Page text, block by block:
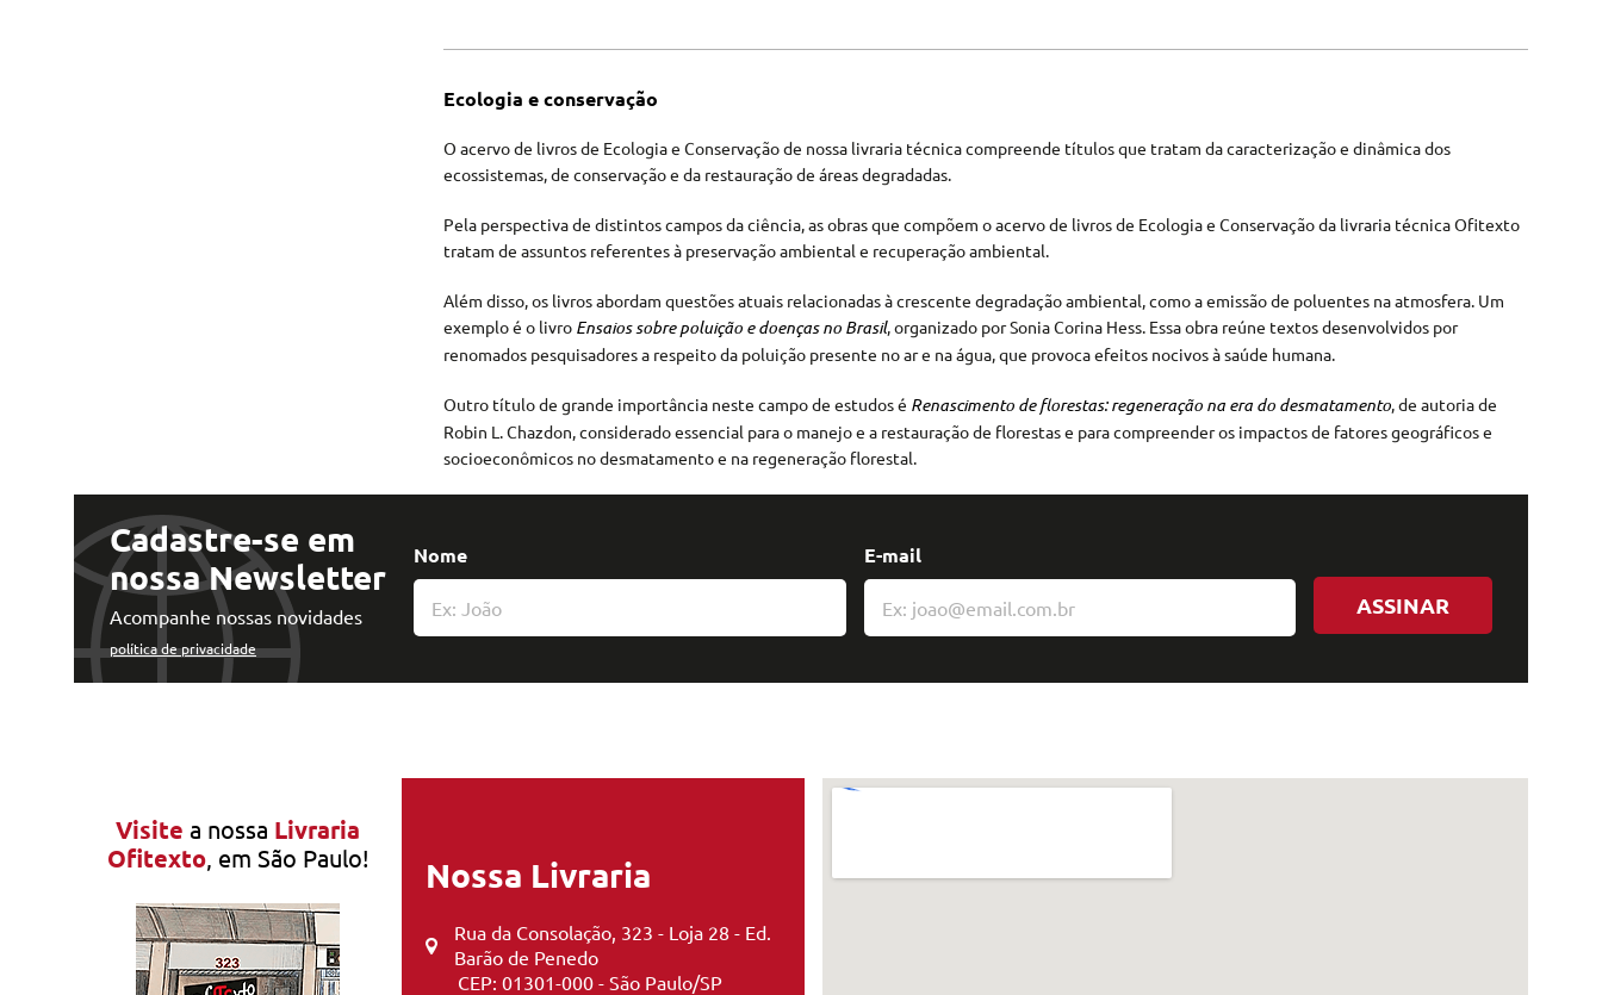
Ecologia e conservação
O acervo de livros de Ecologia e Conservação de nossa livraria técnica compreende títulos que tratam da caracterização e dinâmica dos
ecossistemas, de conservação e da restauração de áreas degradadas.
Pela perspectiva de distintos campos da ciência, as obras que compõem o acervo de livros de Ecologia e Conservação da livraria técnica Ofitexto
tratam de assuntos referentes à preservação ambiental e recuperação ambiental.
Além disso, os livros abordam questões atuais relacionadas à crescente degradação ambiental, como a emissão de poluentes na atmosfera. Um
exemplo é o livro Ensaios sobre poluição e doenças no Brasil, organizado por Sonia Corina Hess. Essa obra reúne textos desenvolvidos por
renomados pesquisadores a respeito da poluição presente no ar e na água, que provoca efeitos nocivos à saúde humana.
Outro título de grande importância neste campo de estudos é Renascimento de florestas: regeneração na era do desmatamento, de autoria de
Robin L. Chazdon, considerado essencial para o manejo e a restauração de florestas e para compreender os impactos de fatores geográficos e
socioeconômicos no desmatamento e na regeneração florestal.
Cadastre-se em
nossa Newsletter
Acompanhe nossas novidades
política de privacidade
Nome E-mail
ASSINAR
Visite a nossa Livraria
Ofitexto, em São Paulo! Nossa Livraria
Rua da Consolação, 323 - Loja 28 - Ed.
Barão de Penedo
CEP: 01301-000 - São Paulo/SP